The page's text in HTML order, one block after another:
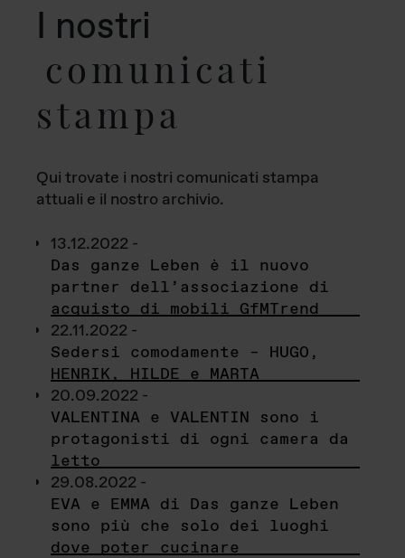
I nostri
comunicati
stampa
Qui trovate i nostri comunicati stampa
attuali e il nostro archivio.
13.12.2022 -
Das ganze Leben è il nuovo
partner dell’associazione di
acquisto di mobili GfMTrend
22.11.2022 -
Sedersi comodamente – HUGO,
HENRIK, HILDE e MARTA
20.09.2022 -
VALENTINA e VALENTIN sono i
protagonisti di ogni camera da
letto
29.08.2022 -
EVA e EMMA di Das ganze Leben
sono più che solo dei luoghi
dove poter cucinare